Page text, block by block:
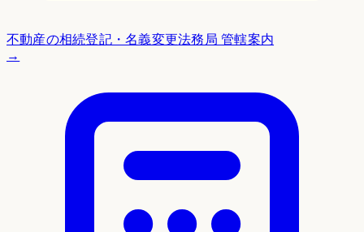
不動産の相続登記・名義変更法務局 管轄案内
→